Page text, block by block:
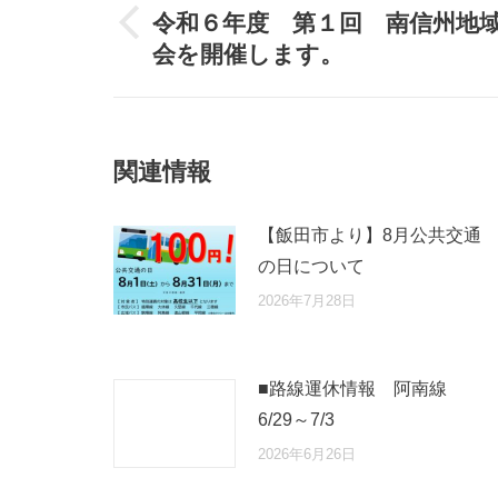
Previous
post:
令和６年度 第１回 南信州地
会を開催します。
関連情報
【飯田市より】8月公共交通
の日について
2026年7月28日
■路線運休情報 阿南線
6/29～7/3
2026年6月26日